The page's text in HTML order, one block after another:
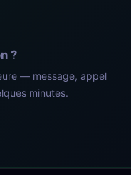
?
— message, appel
minutes.